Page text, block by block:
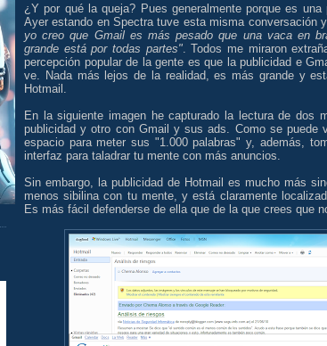
¿Y por qué la queja? Pues generalmente porque es una
Ayer estando en Spectra tuve esta misma conversación
yo creo que Gmail es más pesado que una vaca en
grande está por todas partes". Todos me miraron
percepción popular de la gente es que la publicidad e
ve. Nada más lejos de la realidad, es más grande y
Hotmail.
En la siguiente imagen he capturado la lectura de dos
publicidad y otro con Gmail y sus ads. Como se puede
espacio para meter sus "1.000 palabras" y, además,
interfaz para taladrar tu mente con más anuncios.
Sin embargo, la publicidad de Hotmail es mucho más
menos sibilina con tu mente, y está claramente
Es más fácil defenderse de ella que de la que crees que